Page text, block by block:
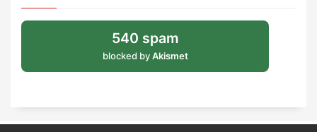
540 spam
blocked byAkismet